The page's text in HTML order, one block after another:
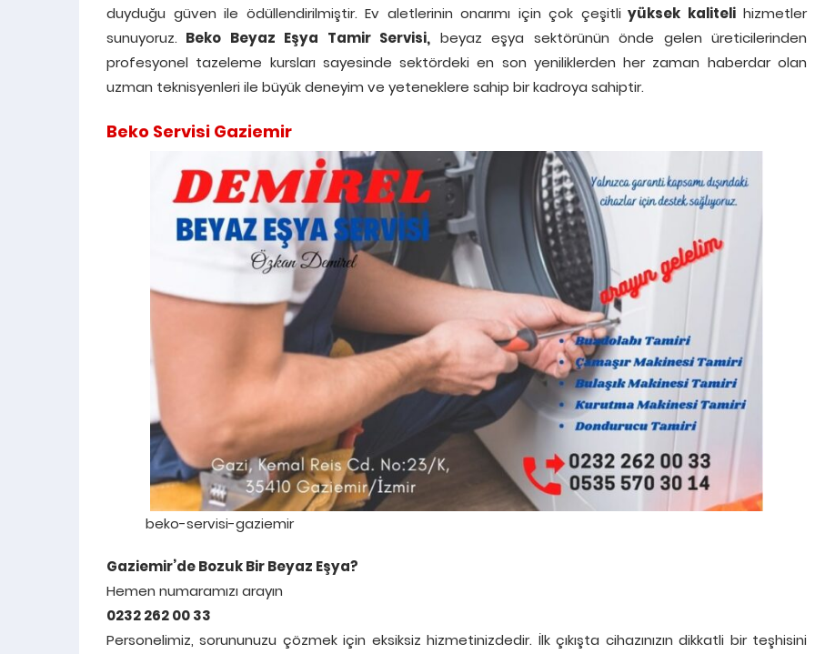
duyduğu güven ile ödüllendirilmiştir. Ev aletlerinin onarımı için çok çeşitli yüksek kalitelihizmetler
sunuyoruz. Beko Beyaz Eşya Tamir Servisi, beyaz eşya sektörünün önde gelen üreticilerinden
profesyonel tazeleme kursları sayesinde sektördeki en son yeniliklerden her zaman haberdar olan
uzman teknisyenleri ile büyük deneyim ve yeteneklere sahip bir kadroya sahiptir.
Beko Servisi Gaziemir
beko-servisi-gaziemir
Gaziemir’de Bozuk Bir Beyaz Eşya?
Hemen numaramızı arayın
0232 262 00 33
Personelimiz, sorununuzu çözmek için eksiksiz hizmetinizdedir. İlk çıkışta cihazınızın dikkatli bir teşhisini